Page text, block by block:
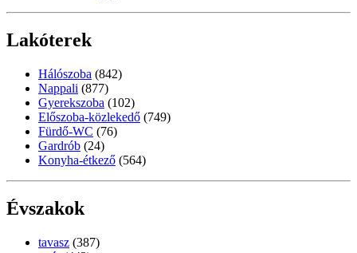
Lakóterek
Hálószoba (842)
Nappali (877)
Gyerekszoba (102)
Előszoba-közlekedő (749)
Fürdő-WC (76)
Gardrób (24)
Konyha-étkező (564)
Évszakok
tavasz (387)